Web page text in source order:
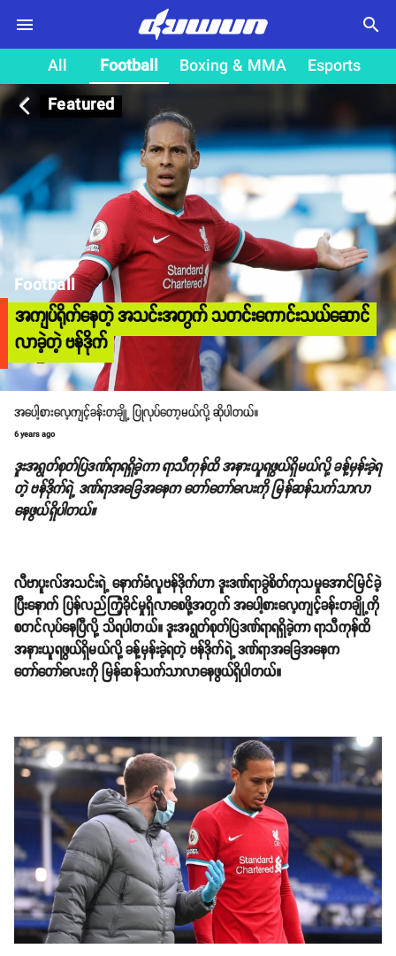
search
All Football Boxing & MMA
Esports
Featured
arrow_back_ios
Football
အကျပ်ရိုက်နေတဲ့ အသင်းအတွက် သတင်းကောင်းသယ်ဆောင်
လာခဲ့တဲ့ ဗန်ဒိုက်
အပေါ့စားလေ့ကျင့်ခန်းတချို့ ပြုလုပ်တော့မယ်လို့ ဆိုပါတယ်။
6 years ago
ဒူးအရွတ်စုတ်ပြဲဒဏ်ရာရရှိခဲ့ကာ ရာသီကုန်ထိ အနားယူရဖွယ်ရှိမယ်လို့ ခန့်မှန်းခဲ့ရ
တဲ့ ဗန်ဒိုက်ရဲ့ ဒဏ်ရာအခြေအနေက တော်တော်လေးကို မြန်ဆန်သက်သာလာ
နေဖွယ်ရှိပါတယ်။
လီဗာပူးလ်အသင်းရဲ့ နောက်ခံလူဗန်ဒိုက်ဟာ ဒူးဒဏ်ရာခွဲစိတ်ကုသမှုအောင်မြင်ခဲ့
ပြီးနောက် ပြန်လည်ကြံ့ခိုင်မှုရှိလာစေဖို့အတွက် အပေါ့စားလေ့ကျင့်ခန်းတချို့ကို
စတင်လုပ်နေပြီလို့ သိရပါတယ်။ ဒူးအရွတ်စုတ်ပြဲဒဏ်ရာရရှိခဲ့ကာ ရာသီကုန်ထိ
အနားယူရဖွယ်ရှိမယ်လို့ ခန့်မှန်းခဲ့ရတဲ့ ဗန်ဒိုက်ရဲ့ ဒဏ်ရာအခြေအနေက
တော်တော်လေးကို မြန်ဆန်သက်သာလာနေဖွယ်ရှိပါတယ်။